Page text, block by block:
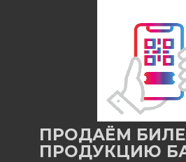
ПРОДАЁМ
ПРОДУКЦИЮ